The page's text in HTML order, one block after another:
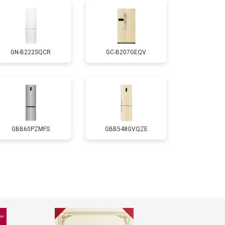
Заказать
1700 ₽ Заказать
4750 ₽ Заказать
3650 ₽
GN-B222SQCR GC-B207GEQV
GBB60PZMFS GBB548GVQZE